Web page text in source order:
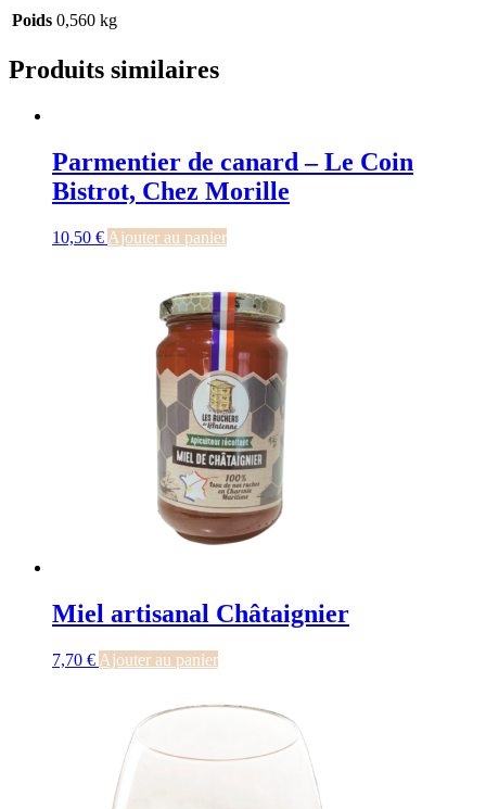
Poids 0,560 kg
Produits similaires
Parmentier de canard – Le Coin
Bistrot, Chez Morille
10,50 € Ajouter au panier
Miel artisanal Châtaignier
7,70 € Ajouter au panier